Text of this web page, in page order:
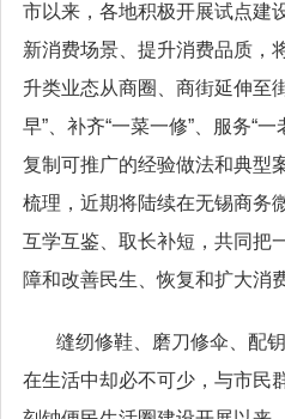
市以来，各地积极开展试点建
新消费场景、提升消费品质，
升类业态从商圈、商街延伸至
早”、补齐“一菜一修”、服务“
复制可推广的经验做法和典型
梳理，近期将陆续在无锡商务
互学互鉴、取长补短，共同把
障和改善民生、恢复和扩大消
缝纫修鞋、磨刀修伞、配钥
在生活中却必不可少，与市民